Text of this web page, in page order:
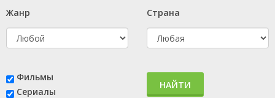
Жанр Страна
Фильмы
Сериалы
НАЙТИ